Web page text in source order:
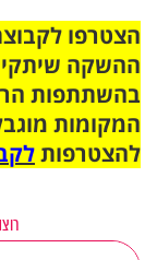
ההשקה
בהשתתפות
המקומות
להצטרפות